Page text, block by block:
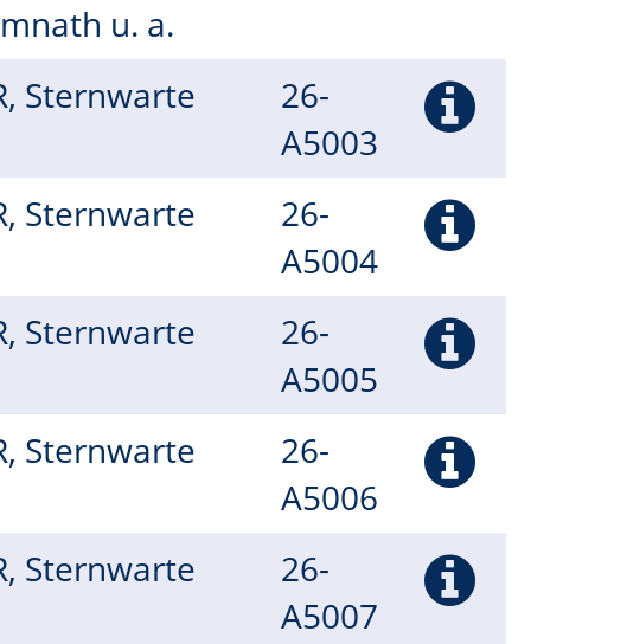
u. a.
Sternwarte
26-
A5003
Sternwarte
26-
A5004
Sternwarte
26-
A5005
Sternwarte
26-
A5006
Sternwarte
26-
A5007